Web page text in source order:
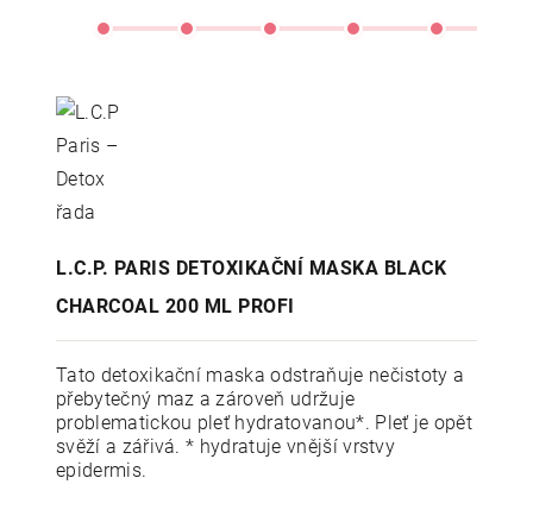
L.C.P. PARIS DETOXIKAČNÍ MASKA BLACK
CHARCOAL 200 ML PROFI
Tato detoxikační maska odstraňuje nečistoty a
přebytečný maz a zároveň udržuje
problematickou pleť hydratovanou*. Pleť je opět
svěží a zářivá. * hydratuje vnější vrstvy
epidermis.